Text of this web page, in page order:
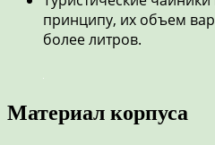
принципу, их объем
более литров.
Материал корпуса